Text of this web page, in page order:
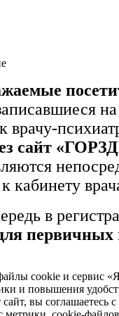
к врачу-
сайт
к кабинету
в
первичных
cookie и сервис
и повышения
сайт, вы соглашаетесь